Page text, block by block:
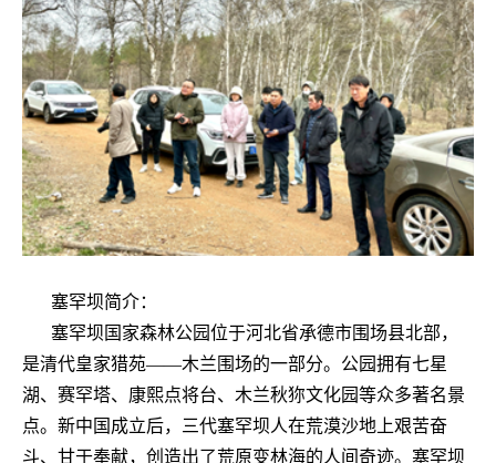
塞罕坝简介：
塞罕坝国家森林公园位于河北省承德市围场县北部，
是清代皇家猎苑——木兰围场的一部分。公园拥有七星
湖、赛罕塔、康熙点将台、木兰秋狝文化园等众多著名景
点。新中国成立后，三代塞罕坝人在荒漠沙地上艰苦奋
斗、甘于奉献，创造出了荒原变林海的人间奇迹。塞罕坝